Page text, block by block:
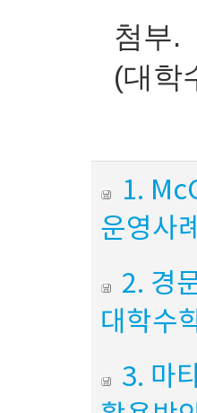
첨부
(대학
1.
운영사
2. 경
대학수
3. 마